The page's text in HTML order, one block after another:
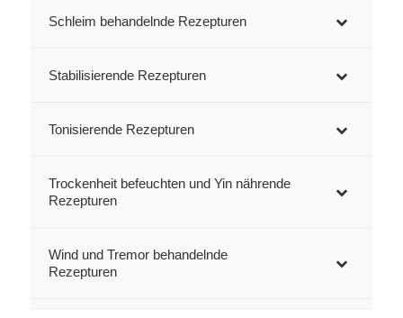
Schleim behandelnde Rezepturen
Stabilisierende Rezepturen
Tonisierende Rezepturen
Trockenheit befeuchten und Yin nährende
Rezepturen
Wind und Tremor behandelnde
Rezepturen